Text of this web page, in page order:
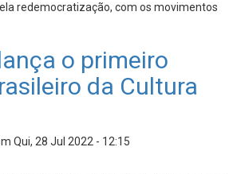
redemocratização, com os movimentos
o primeiro
da Cultura
Qui, 28 Jul 2022 - 12:15